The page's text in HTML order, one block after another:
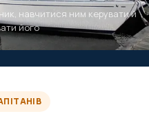
навчитися ним керувати й
його